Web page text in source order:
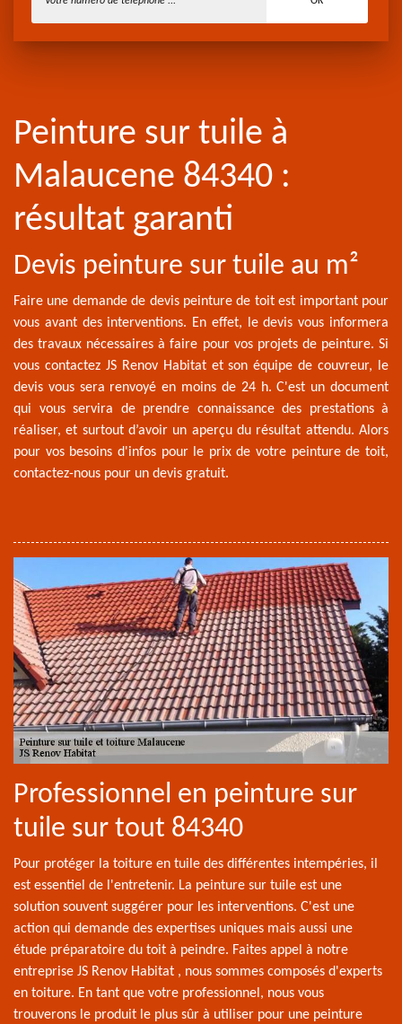
Peinture sur tuile à
Malaucene 84340 :
résultat garanti
Devis peinture sur tuile au m²
Faire une demande de devis peinture de toit est important pour
vous avant des interventions. En effet, le devis vous informera
des travaux nécessaires à faire pour vos projets de peinture. Si
vous contactez JS Renov Habitat et son équipe de couvreur, le
devis vous sera renvoyé en moins de 24 h. C'est un document
qui vous servira de prendre connaissance des prestations à
réaliser, et surtout d’avoir un aperçu du résultat attendu. Alors
pour vos besoins d'infos pour le prix de votre peinture de toit,
contactez-nous pour un devis gratuit.
Professionnel en peinture sur
tuile sur tout 84340
Pour protéger la toiture en tuile des différentes intempéries, il
est essentiel de l'entretenir. La peinture sur tuile est une
solution souvent suggérer pour les interventions. C'est une
action qui demande des expertises uniques mais aussi une
étude préparatoire du toit à peindre. Faites appel à notre
entreprise JS Renov Habitat , nous sommes composés d'experts
en toiture. En tant que votre professionnel, nous vous
trouverons le produit le plus sûr à utiliser pour une peinture